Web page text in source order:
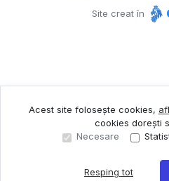
Site creat în
Acest site folosește cookies,
cookies dorești
Necesare
Resping tot